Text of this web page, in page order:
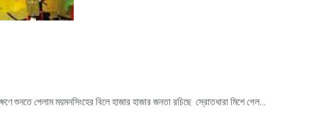
শুনতে পেলাম ময়মনসিংহের বিলে হাজার হাজার জনতা রচিছে স্রোতধারা মিশে গেল...